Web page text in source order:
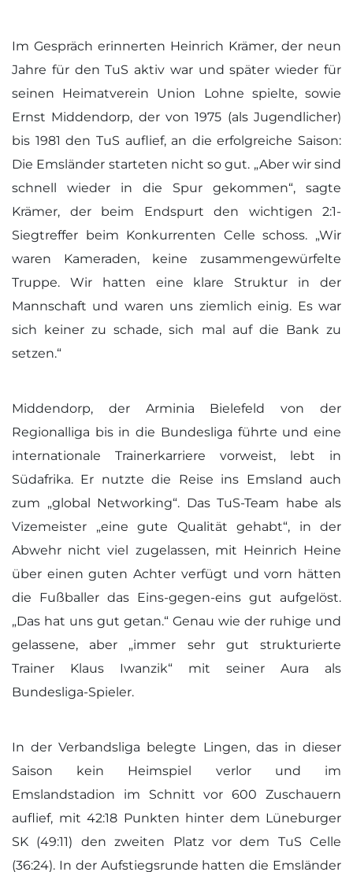
Im Gespräch erinnerten Heinrich Krämer, der neun
Jahre für den TuS aktiv war und später wieder für
seinen Heimatverein Union Lohne spielte, sowie
Ernst Middendorp, der von 1975 (als Jugendlicher)
bis 1981 den TuS auflief, an die erfolgreiche Saison:
Die Emsländer starteten nicht so gut. „Aber wir sind
schnell wieder in die Spur gekommen“, sagte
Krämer, der beim Endspurt den wichtigen 2:1-
Siegtreffer beim Konkurrenten Celle schoss. „Wir
waren Kameraden, keine zusammengewürfelte
Truppe. Wir hatten eine klare Struktur in der
Mannschaft und waren uns ziemlich einig. Es war
sich keiner zu schade, sich mal auf die Bank zu
setzen.“
Middendorp, der Arminia Bielefeld von der
Regionalliga bis in die Bundesliga führte und eine
internationale Trainerkarriere vorweist, lebt in
Südafrika. Er nutzte die Reise ins Emsland auch
zum „global Networking“. Das TuS-Team habe als
Vizemeister „eine gute Qualität gehabt“, in der
Abwehr nicht viel zugelassen, mit Heinrich Heine
über einen guten Achter verfügt und vorn hätten
die Fußballer das Eins-gegen-eins gut aufgelöst.
„Das hat uns gut getan.“ Genau wie der ruhige und
gelassene, aber „immer sehr gut strukturierte
Trainer Klaus Iwanzik“ mit seiner Aura als
Bundesliga-Spieler.
In der Verbandsliga belegte Lingen, das in dieser
Saison kein Heimspiel verlor und im
Emslandstadion im Schnitt vor 600 Zuschauern
auflief, mit 42:18 Punkten hinter dem Lüneburger
SK (49:11) den zweiten Platz vor dem TuS Celle
(36:24). In der Aufstiegsrunde hatten die Emsländer